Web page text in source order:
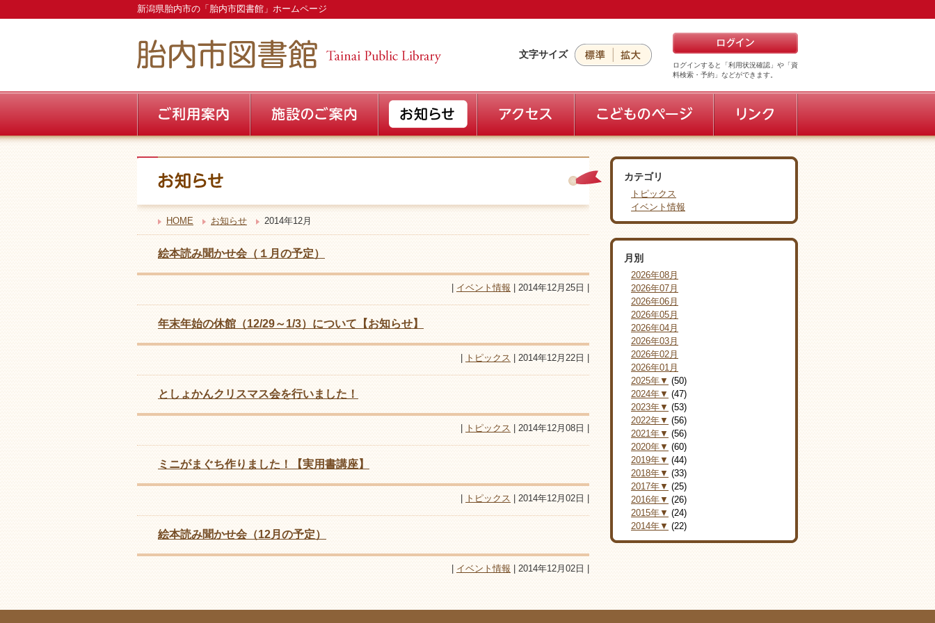
新潟県胎内市の「胎内市図書館」ホームページ
文字サイズ
ログインすると「利用状況確認」や「資
料検索・予約」などができます。
HOME お知らせ 2014年12月
絵本読み聞かせ会（１月の予定）
イベント情報 | 2014年12月25日 |
年末年始の休館（12/29～1/3）について【お知らせ】
トピックス | 2014年12月22日 |
としょかんクリスマス会を行いました！
トピックス | 2014年12月08日 |
ミニがまぐち作りました！【実用書講座】
トピックス | 2014年12月02日 |
絵本読み聞かせ会（12月の予定）
イベント情報 | 2014年12月02日 |
カテゴリ
トピックス
イベント情報
月別
2026年08月
2026年07月
2026年06月
2026年05月
2026年04月
2026年03月
2026年02月
2026年01月
2025年▼ (50)
2024年▼ (47)
2023年▼ (53)
2022年▼ (56)
2021年▼ (56)
2020年▼ (60)
2019年▼ (44)
2018年▼ (33)
2017年▼ (25)
2016年▼ (26)
2015年▼ (24)
2014年▼ (22)